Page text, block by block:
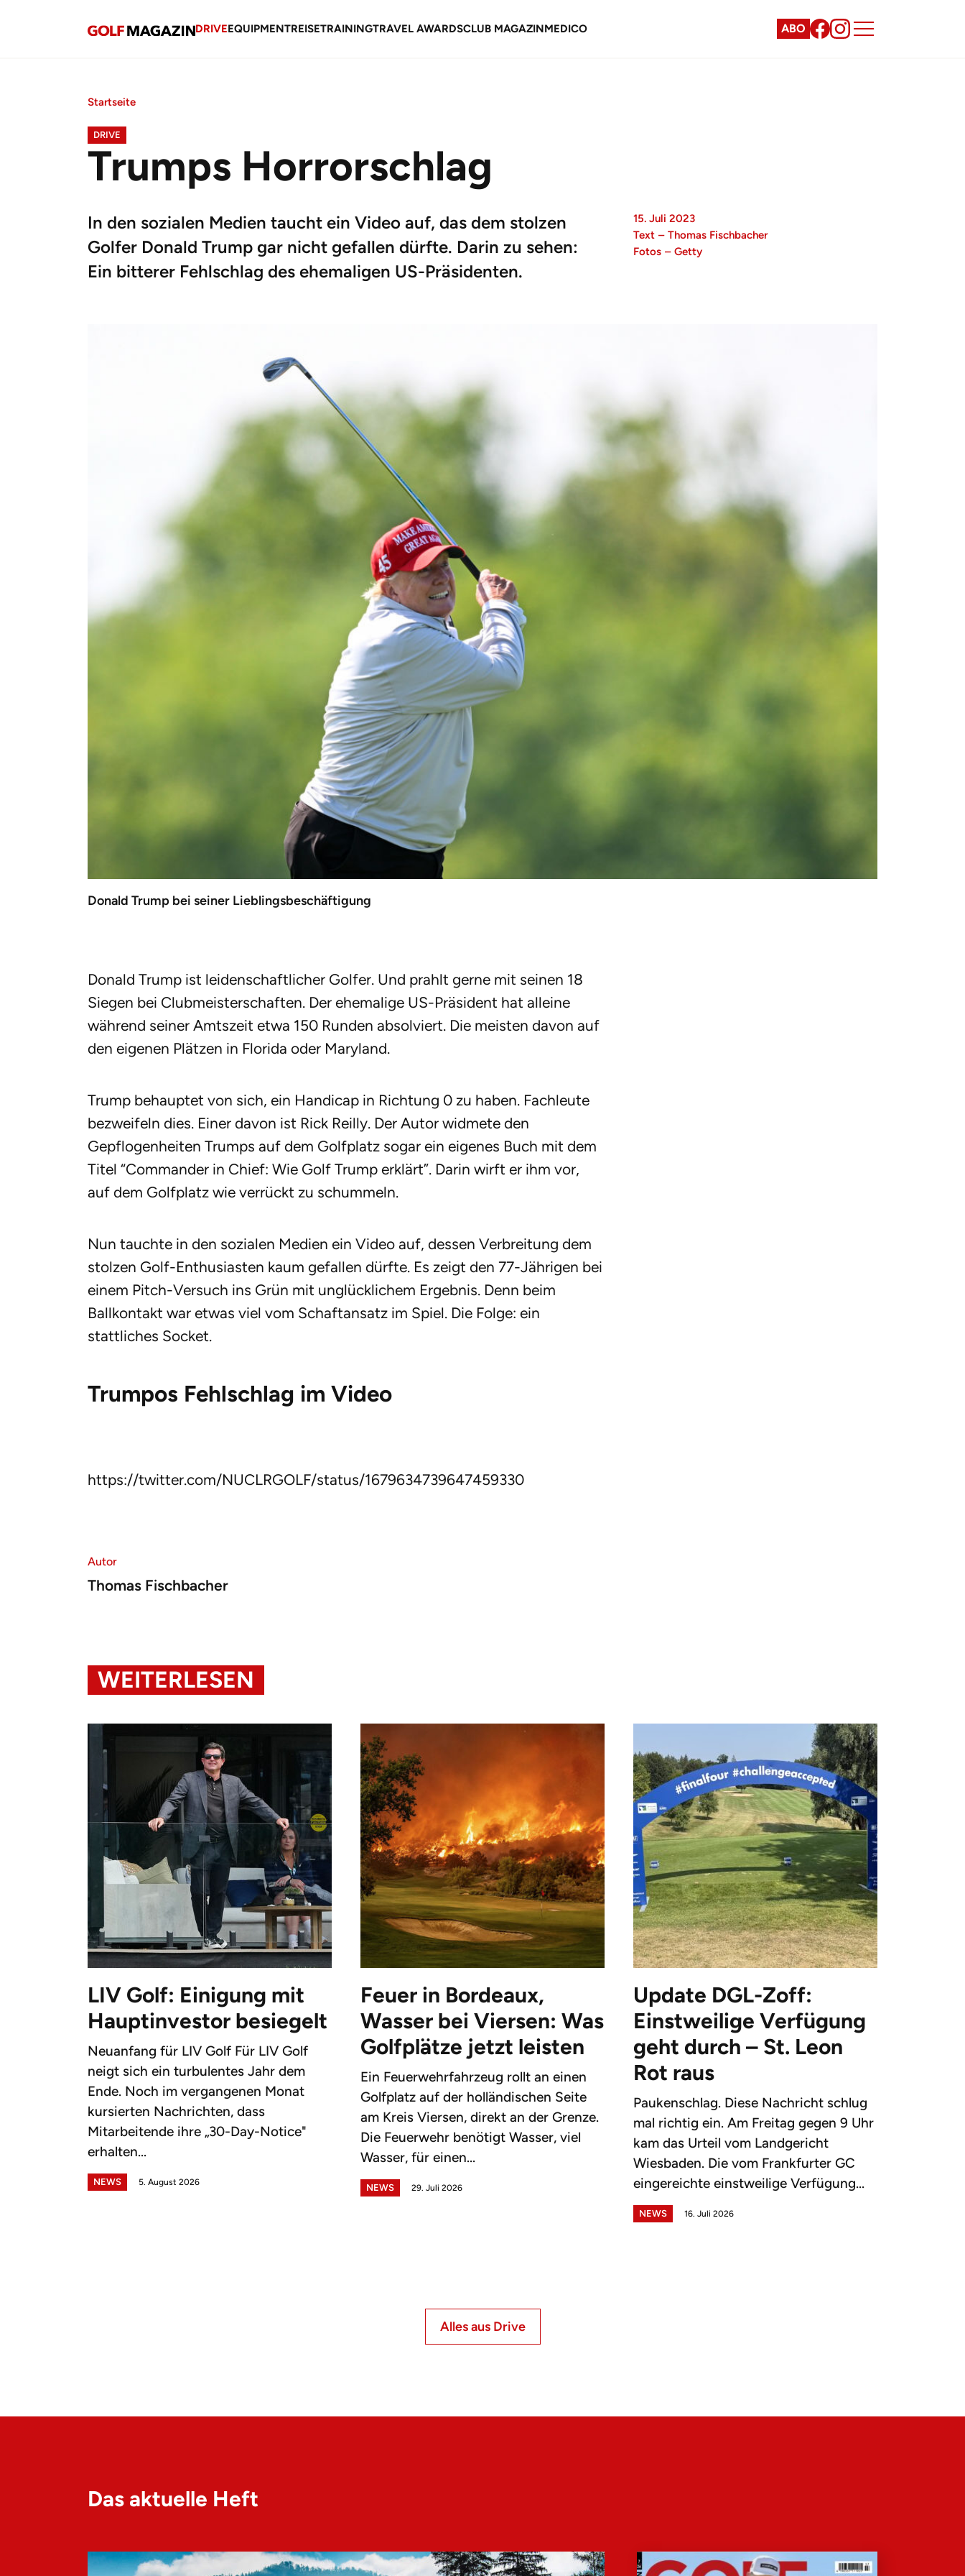
DRIVEEQUIPMENTREISETRAININGTRAVEL AWARDSCLUB MAGAZINMEDICO ABO
Startseite
DRIVE
Trumps Horrorschlag
In den sozialen Medien taucht ein Video auf, das dem stolzen
Golfer Donald Trump gar nicht gefallen dürfte. Darin zu sehen:
Ein bitterer Fehlschlag des ehemaligen US-Präsidenten.
15. Juli 2023
Text – Thomas Fischbacher
Fotos – Getty
Donald Trump bei seiner Lieblingsbeschäftigung
Donald Trump ist leidenschaftlicher Golfer. Und prahlt gerne mit seinen 18
Siegen bei Clubmeisterschaften. Der ehemalige US-Präsident hat alleine
während seiner Amtszeit etwa 150 Runden absolviert. Die meisten davon auf
den eigenen Plätzen in Florida oder Maryland.
Trump behauptet von sich, ein Handicap in Richtung 0 zu haben. Fachleute
bezweifeln dies. Einer davon ist Rick Reilly. Der Autor widmete den
Gepflogenheiten Trumps auf dem Golfplatz sogar ein eigenes Buch mit dem
Titel “Commander in Chief: Wie Golf Trump erklärt”. Darin wirft er ihm vor,
auf dem Golfplatz wie verrückt zu schummeln.
Nun tauchte in den sozialen Medien ein Video auf, dessen Verbreitung dem
stolzen Golf-Enthusiasten kaum gefallen dürfte. Es zeigt den 77-Jährigen bei
einem Pitch-Versuch ins Grün mit unglücklichem Ergebnis. Denn beim
Ballkontakt war etwas viel vom Schaftansatz im Spiel. Die Folge: ein
stattliches Socket.
Trumpos Fehlschlag im Video
https://twitter.com/NUCLRGOLF/status/1679634739647459330
Autor
Thomas Fischbacher
WEITERLESEN
LIV Golf: Einigung mit
Hauptinvestor besiegelt
Neuanfang für LIV Golf Für LIV Golf
neigt sich ein turbulentes Jahr dem
Ende. Noch im vergangenen Monat
kursierten Nachrichten, dass
Mitarbeitende ihre „30-Day-Notice"
erhalten...
NEWS 5. August 2026
Feuer in Bordeaux,
Wasser bei Viersen: Was
Golfplätze jetzt leisten
Ein Feuerwehrfahrzeug rollt an einen
Golfplatz auf der holländischen Seite
am Kreis Viersen, direkt an der Grenze.
Die Feuerwehr benötigt Wasser, viel
Wasser, für einen...
NEWS 29. Juli 2026
Update DGL-Zoff:
Einstweilige Verfügung
geht durch – St. Leon
Rot raus
Paukenschlag. Diese Nachricht schlug
mal richtig ein. Am Freitag gegen 9 Uhr
kam das Urteil vom Landgericht
Wiesbaden. Die vom Frankfurter GC
eingereichte einstweilige Verfügung...
NEWS 16. Juli 2026
Alles aus Drive
Das aktuelle Heft